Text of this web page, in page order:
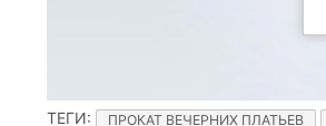
ТЕГИ: ПРОКАТ ВЕЧЕРНИХ ПЛАТЬЕВ